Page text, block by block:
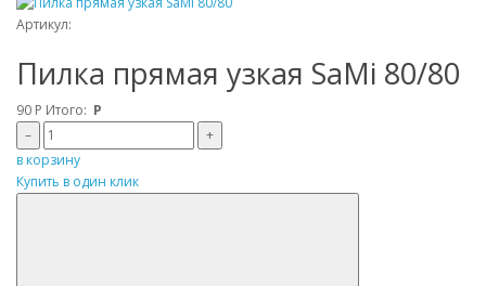
Артикул:
Пилка прямая узкая SaMi 80/80
90 Р Итого: Р
–
+
в корзину
Купить в один клик